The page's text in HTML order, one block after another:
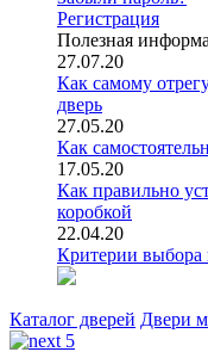
Регистрация
Полезная
27.07.20
Как самому
дверь
27.05.20
Как
17.05.20
Как правильно
коробкой
22.04.20
Критерии выбора
Каталог дверей Двери